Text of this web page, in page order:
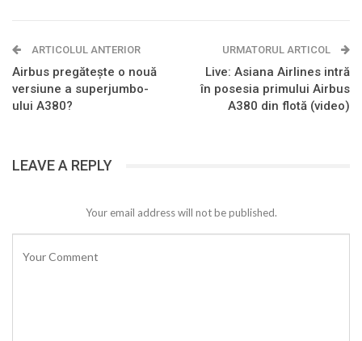
ARTICOLUL ANTERIOR
Airbus pregăteşte o nouă
versiune a superjumbo-
ului A380?
URMATORUL ARTICOL
Live: Asiana Airlines intră
în posesia primului Airbus
A380 din flotă (video)
LEAVE A REPLY
Your email address will not be published.